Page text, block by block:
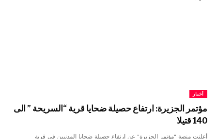
أخبار
مؤتمر الجزيرة: ارتفاع حصيلة ضحايا قرية “السريحة ” الى
140 قتيلا
أعلنت منصة "مؤتمر الجزيرة" عن ارتفاع حصيلة ضحايا المدنيين في قرية